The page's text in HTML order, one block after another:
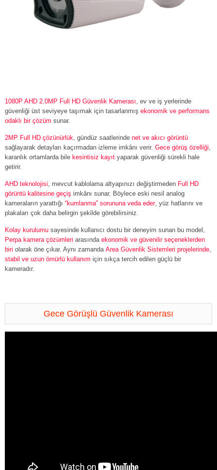
1080P AHD 2.0MP Full HD Güvenlik Kamerası , ev ve iş yerlerinde
güvenliği üst seviyeye taşımak için tasarlanmış ekonomik ve performans
odaklı bir çözüm sunar.
2MP Full HD çözünürlük , gündüz saatlerinde net ve akıcı görüntü
sağlayarak detayları kaçırmadan izleme imkânı verir. Gece görüş özelliği
karanlık ortamlarda bile kesintisiz kayıt yaparak güvenliği sürekli hale
getirir.
AHD teknolojisi , mevcut kablolama altyapınızı değiştirmeden Full HD
görüntü kalitesine geçiş imkânı sunar. Böylece eski nesil analog
kameraların yarattığı “kumlanma” sorununa veda eder, yüz hatlarını ve
plakaları çok daha belirgin şekilde görebilirsiniz.
Kolay kurulumu sayesinde kullanıcı dostu bir deneyim sunan bu model,
Perpa kamera çözümleri arasında ekonomik ve güvenilir seçeneklerden
biri olarak öne çıkar. Aynı zamanda Area Güvenlik Sistemleri projelerinde,
stabil ve uzun ömürlü kullanım için sıkça tercih edilen güçlü bir
kameradır.
Gece Görüşlü Güvenlik Kamerası